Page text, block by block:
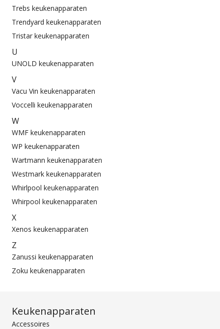
Trebs keukenapparaten
Trendyard keukenapparaten
Tristar keukenapparaten
U
UNOLD keukenapparaten
V
Vacu Vin keukenapparaten
Voccelli keukenapparaten
W
WMF keukenapparaten
WP keukenapparaten
Wartmann keukenapparaten
Westmark keukenapparaten
Whirlpool keukenapparaten
Whirpool keukenapparaten
X
Xenos keukenapparaten
Z
Zanussi keukenapparaten
Zoku keukenapparaten
Keukenapparaten
Accessoires